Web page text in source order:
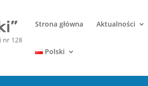
Strona główna Aktualności
Polski